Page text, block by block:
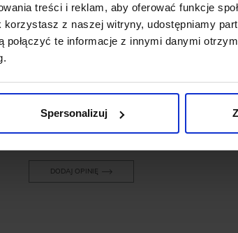
treści i reklam, aby oferować funkcje
z naszej witryny, udostępniamy
te informacje z innymi danymi
Spersonalizuj
O PRODUKCIE: SPODNIE
GRANATOWY SLIM FIT
DODAJ OPINIĘ